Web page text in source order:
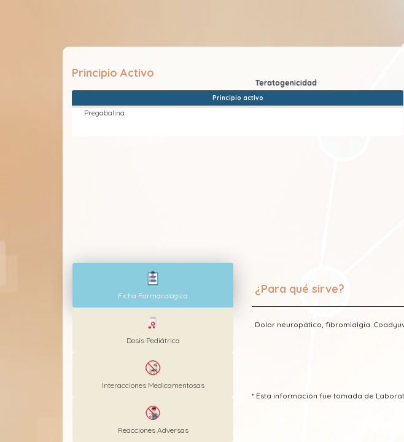
Principio Activo
Principio activo
Pregabalina
Ficha Farmacológica
Dosis Pediátrica
Interacciones Medicamentosas
Reacciones Adversas
¿Para qué sirve?
Dolor neuropático, fibromialgia.
* Esta información fue tomada de